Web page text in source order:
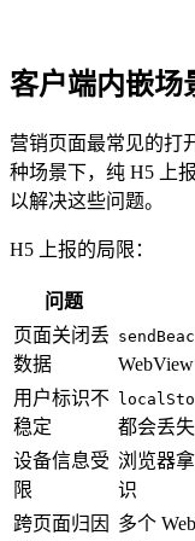
客户端内嵌场
营销页面最常见的打
种场景下，纯 H5 上
以解决这些问题。
H5 上报的局限：
问题
页面关闭丢
数据
用户标识不
稳定
都会丢失
设备信息受
限
浏览器
识
跨页面归因
多个